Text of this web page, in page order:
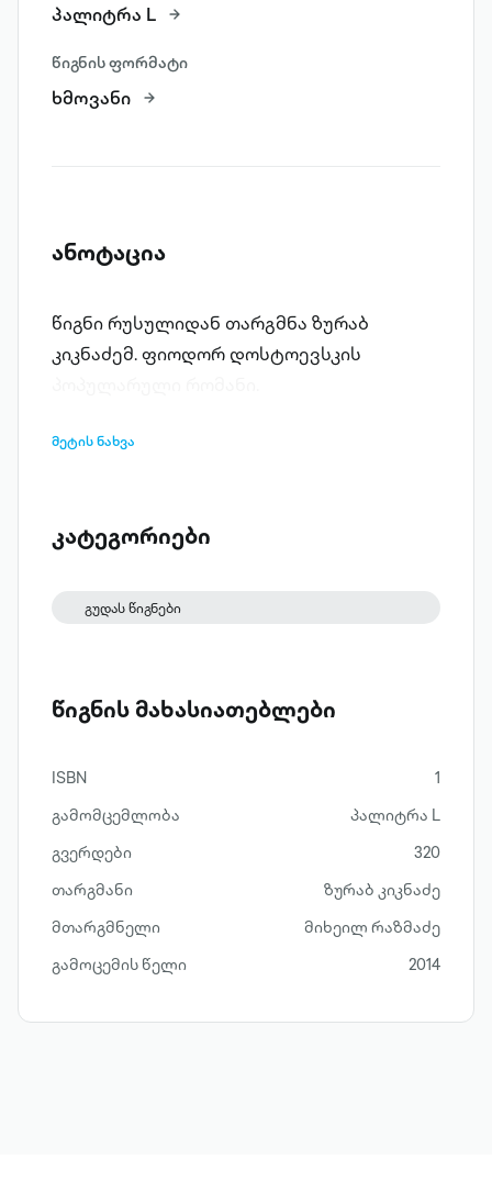
პალიტრა L
წიგნის ფორმატი
ხმოვანი
ანოტაცია
წიგნი რუსულიდან თარგმნა ზურაბ
კიკნაძემ. ფიოდორ დოსტოევსკის
მეტის ნახვა
კატეგორიები
გუდას წიგნები
წიგნის მახასიათებლები
ISBN
1
გამომცემლობა
პალიტრა L
გვერდები
320
თარგმანი
ზურაბ კიკნაძე
მთარგმნელი
მიხეილ რაზმაძე
გამოცემის წელი
2014